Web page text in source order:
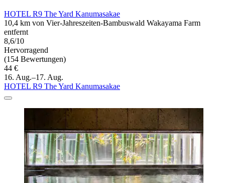
HOTEL R9 The Yard Kanumasakae
10,4 km von Vier-Jahreszeiten-Bambuswald Wakayama Farm
entfernt
8,6/10
Hervorragend
(154 Bewertungen)
44 €
16. Aug.–17. Aug.
HOTEL R9 The Yard Kanumasakae